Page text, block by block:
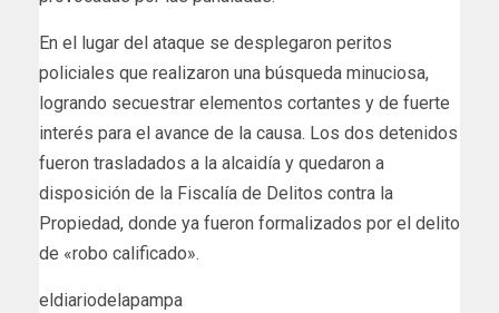
En el lugar del ataque se desplegaron peritos
policiales que realizaron una búsqueda minuciosa,
logrando secuestrar elementos cortantes y de fuerte
interés para el avance de la causa. Los dos detenidos
fueron trasladados a la alcaidía y quedaron a
disposición de la Fiscalía de Delitos contra la
Propiedad, donde ya fueron formalizados por el delito
de «robo calificado».
eldiariodelapampa